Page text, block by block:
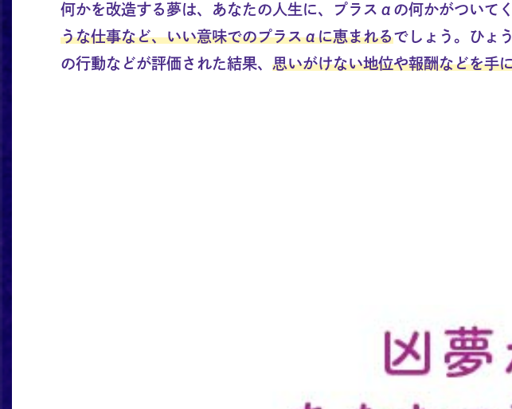
何かを改造する夢は、あなたの人生に、プラスαの何かがついて
うな仕事など、いい意味でのプラスαに恵まれるでしょう。ひょ
の行動などが評価された結果、 思いがけない地位や報酬などを手